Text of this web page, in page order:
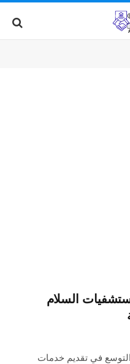
السلام
التوسع في تقديم خدمات